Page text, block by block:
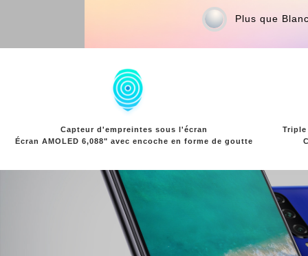
Plus que
Capteur d'empreintes sous l'écran
Écran AMOLED 6,088" avec encoche en forme de goutte
Triple